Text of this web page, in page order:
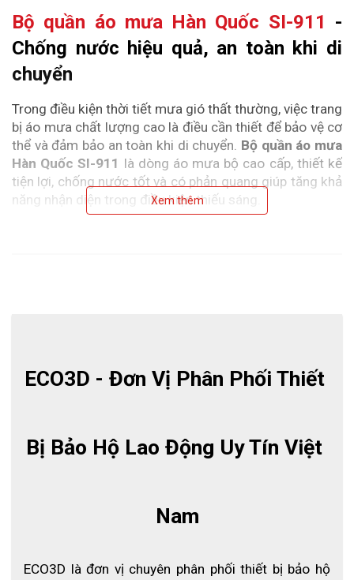
Bộ quần áo mưa Hàn Quốc SI-911 -
Chống nước hiệu quả, an toàn khi di
chuyển
Trong điều kiện thời tiết mưa gió thất thường, việc trang
bị áo mưa chất lượng cao là điều cần thiết để bảo vệ cơ
thể và đảm bảo an toàn khi di chuyển. Bộ quần áo mưa
Hàn Quốc SI-911 là dòng áo mưa bộ cao cấp, thiết kế
tiện lợi, chống nước tốt và có phản quang giúp tăng khả
năng nhận diện trong điều kiện thiếu sáng.
Xem thêm
ECO3D - Đơn Vị Phân Phối Thiết
Bị Bảo Hộ Lao Động Uy Tín Việt
Nam
ECO3D là đơn vị chuyên phân phối thiết bị bảo hộ